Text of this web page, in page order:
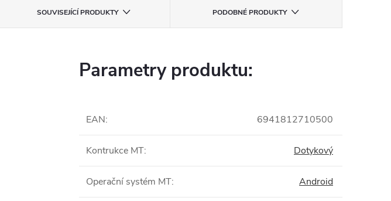
SOUVISEJÍCÍ PRODUKTY PODOBNÉ PRODUKTY
Parametry produktu:
EAN: 6941812710500
Kontrukce MT: Dotykový
Operační systém MT: Android